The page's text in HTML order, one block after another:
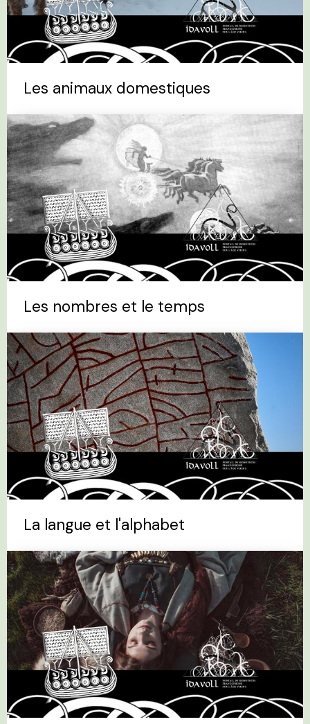
Les animaux domestiques
Les nombres et le temps
La langue et l'alphabet